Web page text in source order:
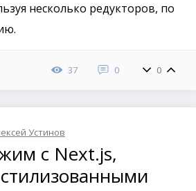
несколько редукторов, по
37 0 0
Устинов
с Next.js,